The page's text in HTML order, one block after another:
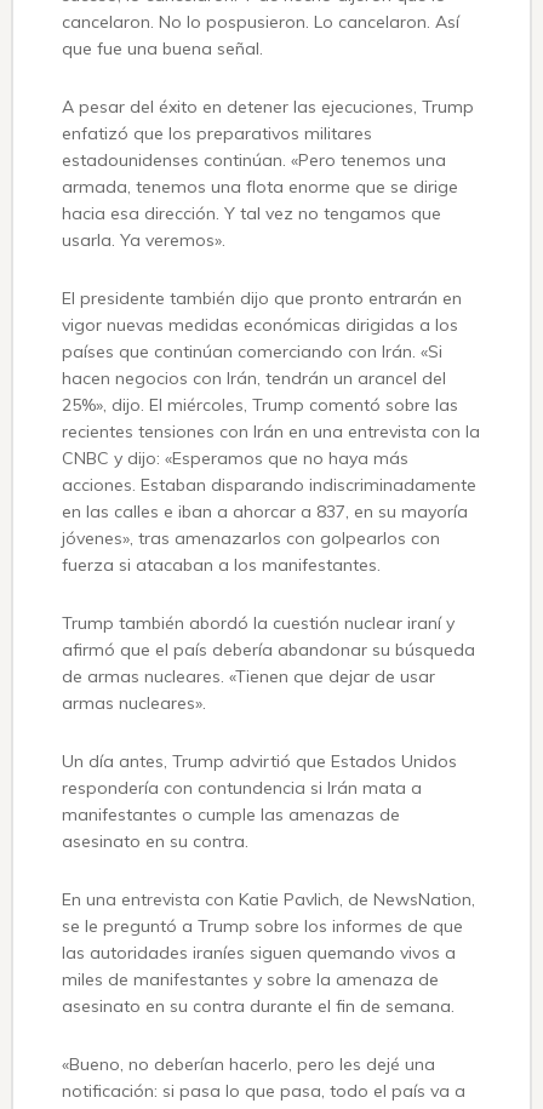
cancelaron. No lo pospusieron. Lo cancelaron. Así
que fue una buena señal.
A pesar del éxito en detener las ejecuciones, Trump
enfatizó que los preparativos militares
estadounidenses continúan. «Pero tenemos una
armada, tenemos una flota enorme que se dirige
hacia esa dirección. Y tal vez no tengamos que
usarla. Ya veremos».
El presidente también dijo que pronto entrarán en
vigor nuevas medidas económicas dirigidas a los
países que continúan comerciando con Irán. «Si
hacen negocios con Irán, tendrán un arancel del
25%», dijo. El miércoles, Trump comentó sobre las
recientes tensiones con Irán en una entrevista con la
CNBC y dijo: «Esperamos que no haya más
acciones. Estaban disparando indiscriminadamente
en las calles e iban a ahorcar a 837, en su mayoría
jóvenes», tras amenazarlos con golpearlos con
fuerza si atacaban a los manifestantes.
Trump también abordó la cuestión nuclear iraní y
afirmó que el país debería abandonar su búsqueda
de armas nucleares. «Tienen que dejar de usar
armas nucleares».
Un día antes, Trump advirtió que Estados Unidos
respondería con contundencia si Irán mata a
manifestantes o cumple las amenazas de
asesinato en su contra.
En una entrevista con Katie Pavlich, de NewsNation,
se le preguntó a Trump sobre los informes de que
las autoridades iraníes siguen quemando vivos a
miles de manifestantes y sobre la amenaza de
asesinato en su contra durante el fin de semana.
«Bueno, no deberían hacerlo, pero les dejé una
notificación: si pasa lo que pasa, todo el país va a